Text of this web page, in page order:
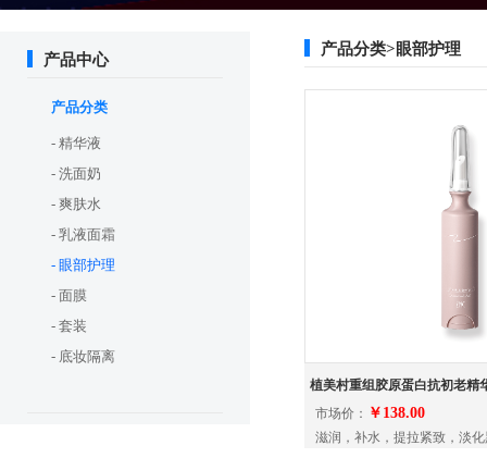
产品中心
产品分类
- 精华液
- 洗面奶
- 爽肤水
- 乳液面霜
- 眼部护理
- 面膜
- 套装
- 底妆隔离
产品分类>眼部护理
植美村重组胶原蛋白抗初老精
市场价： ￥138.00
滋润，补水，提拉紧致，淡